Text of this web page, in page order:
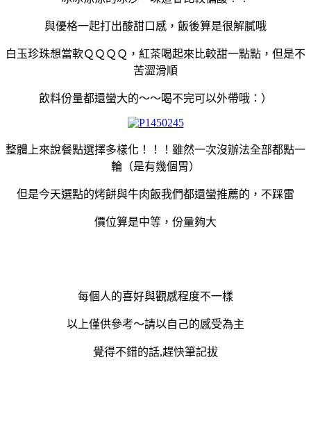
與優格一起打出酸甜口感，飯後算是很解膩哦
白玉珍珠想當軟ＱＱＱＱ，紅茶喝起來比較甜一點點，但是不
苦澀滑順
飲料份量都還蠻大的～～喝不完可以外帶哦：）
整體上來說餐點選擇多樣化！！！雖然一次沒辦法全部都點一
輪（是有幾個胃）
但是今天選點的烤餅與牛肉飯我們都還蠻推薦的，不踩雷
價位算是中等，份量夠大
每個人的喜好與觀感程度不一樣
以上僅供參考～請以自己的感受為主
覺得不錯的話,趕快筆記拔